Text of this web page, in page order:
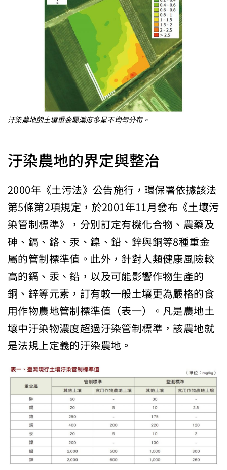
汙染農地的土壤重金屬濃度多呈不均勻分布。
汙染農地的界定與整治
2000年《土污法》公告施行，環保署依據該法
第5條第2項規定，於2001年11月發布《土壤污
染管制標準》，分別訂定有機化合物、農藥及
砷、鎘、鉻、汞、鎳、鉛、鋅與銅等8種重金
屬的管制標準值。此外，針對人類健康風險較
高的鎘、汞、鉛，以及可能影響作物生產的
銅、鋅等元素，訂有較一般土壤更為嚴格的食
用作物農地管制標準值（表一）。凡是農地土
壤中汙染物濃度超過汙染管制標準，該農地就
是法規上定義的汙染農地。